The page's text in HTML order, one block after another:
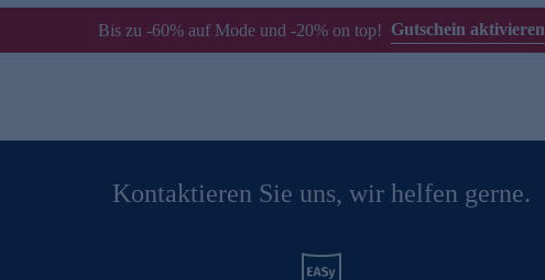
Bis zu -60% auf Mode und -20% on top! Gutschein aktivieren
Kontaktieren Sie uns, wir helfen gerne.